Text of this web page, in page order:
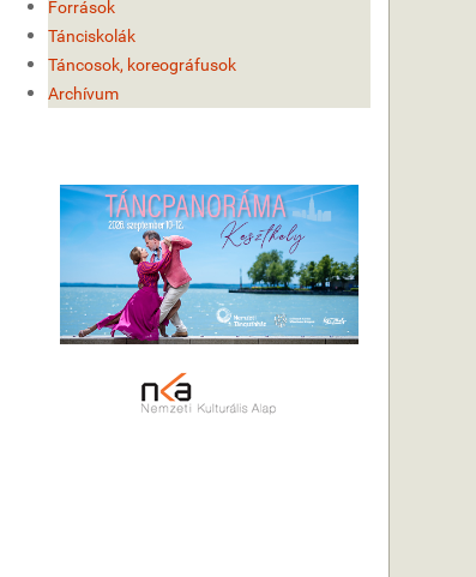
Források
Tánciskolák
Táncosok, koreográfusok
Archívum